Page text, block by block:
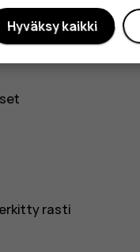
rasti
Hyväksy kaikki